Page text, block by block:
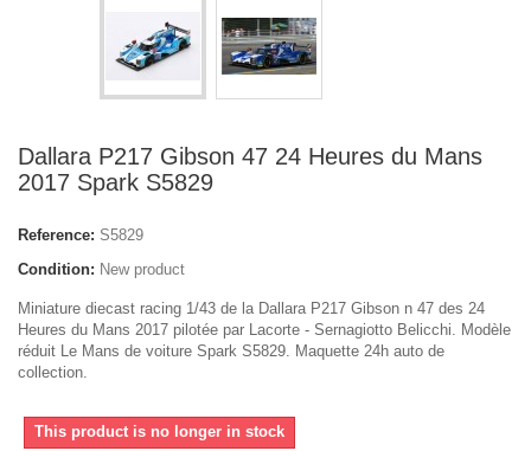
Dallara P217 Gibson 47 24 Heures du Mans
2017 Spark S5829
Reference: S5829
Condition: New product
Miniature diecast racing 1/43 de la Dallara P217 Gibson n 47 des 24
Heures du Mans 2017 pilotée par Lacorte - Sernagiotto Belicchi. Modèle
réduit Le Mans de voiture Spark S5829. Maquette 24h auto de
collection.
This product is no longer in stock